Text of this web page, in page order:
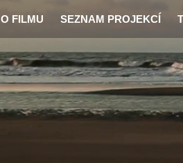
O FILMU SEZNAM PROJEKCÍ